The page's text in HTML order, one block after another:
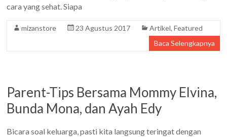
cara yang sehat. Siapa
mizanstore 23 Agustus 2017 Artikel,Featured
Baca Selengkapnya
Parent-Tips Bersama Mommy Elvina,
Bunda Mona, dan Ayah Edy
Bicara soal keluarga, pasti kita langsung teringat dengan